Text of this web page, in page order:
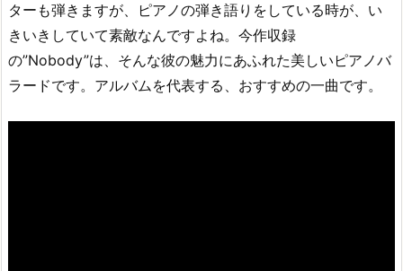
ターも弾きますが、ピアノの弾き語りをしている時が、い
きいきしていて素敵なんですよね。今作収録
の”Nobody”は、そんな彼の魅力にあふれた美しいピアノバ
ラードです。アルバムを代表する、おすすめの一曲です。